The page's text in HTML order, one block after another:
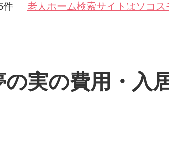
件 老人ホーム検索サイトはソコス
実の費用・入